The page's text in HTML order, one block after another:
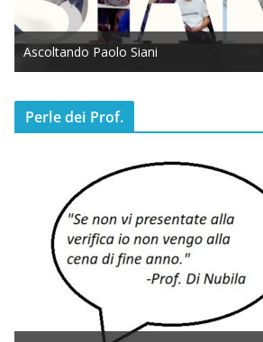
Ascoltando Paolo Siani
Perle dei Prof.